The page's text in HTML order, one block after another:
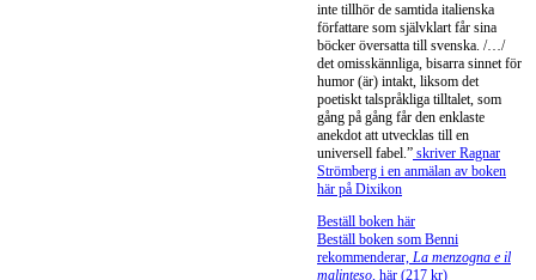
inte tillhör de samtida italienska
författare som självklart får sina
böcker översatta till svenska. /…/
det omisskännliga, bisarra sinnet för
humor (är) intakt, liksom det
poetiskt talspråkliga tilltalet, som
gång på gång får den enklaste
anekdot att utvecklas till en
universell fabel.” skriver Ragnar
Strömberg i en anmälan av boken
här på Dixikon
Beställ boken här
Beställ boken som Benni
rekommenderar, La menzogna e il
malinteso, här (217 kr)